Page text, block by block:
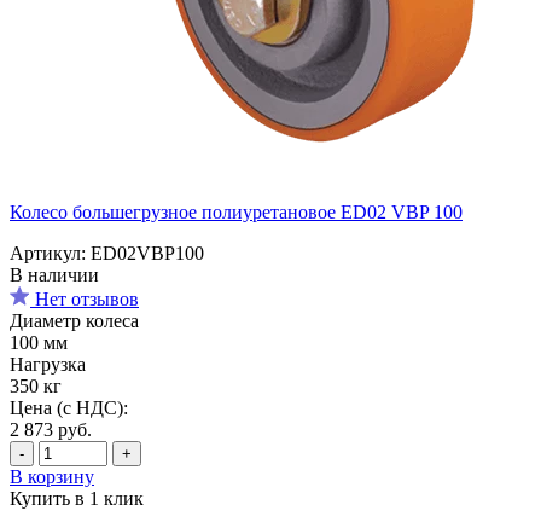
Колесо большегрузное полиуретановое ED02 VBP 100
Артикул: ED02VBP100
В наличии
Нет отзывов
Диаметр колеса
100 мм
Нагрузка
350 кг
Цена (с НДС):
2 873 руб.
- +
В корзину
Купить в 1 клик